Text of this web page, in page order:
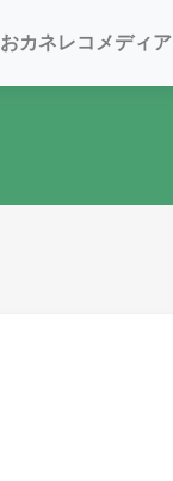
おカネレコメディア